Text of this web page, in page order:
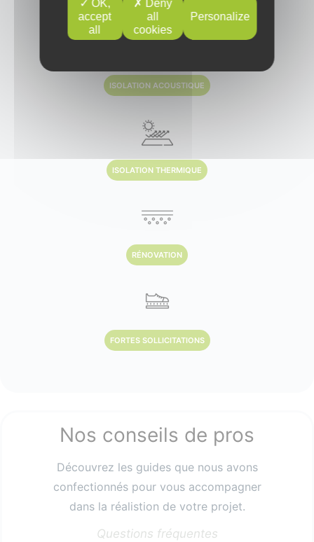
ISOLATION ACOUSTIQUE
ISOLATION THERMIQUE
RÉNOVATION
FORTES SOLLICITATIONS
Nos conseils de pros
Découvrez les guides que nous avons
confectionnés pour vous accompagner
dans la réalistion de votre projet.
Questions fréquentes
OK,
accept
all
Deny
all
cookies
Personalize